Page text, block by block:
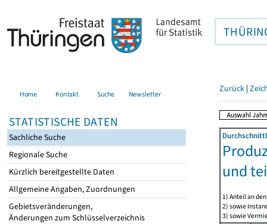
Home Kontakt Suche Newsletter
STATISTISCHE DATEN
Sachliche Suche
Regionale Suche
Kürzlich bereitgestellte Daten
Allgemeine Angaben, Zuordnungen
Gebietsveränderungen,
Änderungen zum Schlüsselverzeichnis
Zurück |
und
1) Anteil an
2) sowie
3) sowie